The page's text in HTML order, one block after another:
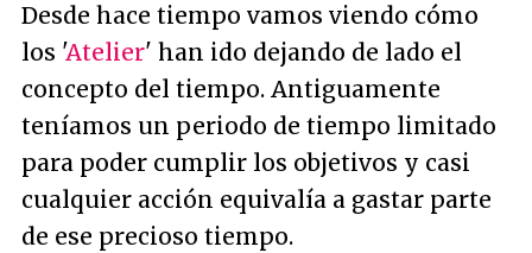
Desde hace tiempo vamos viendo cómo
los 'Atelier' han ido dejando de lado el
concepto del tiempo. Antiguamente
teníamos un periodo de tiempo limitado
para poder cumplir los objetivos y casi
cualquier acción equivalía a gastar parte
de ese precioso tiempo.